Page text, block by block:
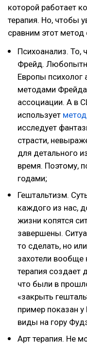
которой работает
терапия. Но, чтобы
сравним этот метод
Психоанализ. То,
Фрейд.
Европы психолог
методами
ассоциации. А в
использует
исследует
страсти,
для детального
время. Поэтому,
годами;
Гештальтизм.
каждого из нас,
жизни копятся
завершены.
то сделать, но
захотели вообще
терапия создает
что были в
«закрыть
пример показан
виды на гору
Арт терапия. Не